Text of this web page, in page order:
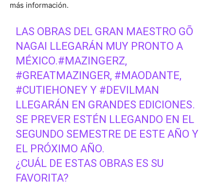
más información.
LAS OBRAS DEL GRAN MAESTRO GŌ
NAGAI LLEGARÁN MUY PRONTO A
MÉXICO.#MAZINGERZ,
#GREATMAZINGER, #MAODANTE,
#CUTIEHONEY Y #DEVILMAN
LLEGARÁN EN GRANDES EDICIONES.
SE PREVER ESTÉN LLEGANDO EN EL
SEGUNDO SEMESTRE DE ESTE AÑO Y
EL PRÓXIMO AÑO.
¿CUÁL DE ESTAS OBRAS ES SU
FAVORITA?